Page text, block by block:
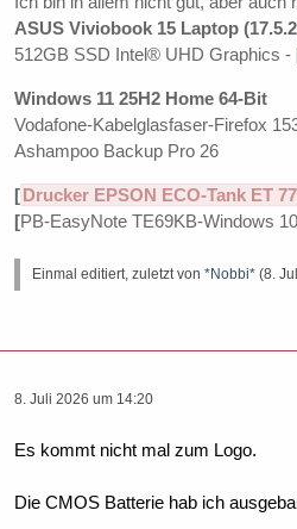
ASUS Viviobook 15 Laptop
512GB SSD Intel® UHD Graphics -
Windows 11 25H2 Home 64-Bit
Vodafone-Kabelglasfaser-Firefox
Ashampoo Backup Pro 26
[Drucker EPSON ECO-Tank ET
[PB-EasyNote TE69KB-Windows
Einmal editiert, zuletzt von *Nobbi* (8.
8. Juli 2026 um 14:20
Es kommt nicht mal zum Logo.
Die CMOS Batterie hab ich